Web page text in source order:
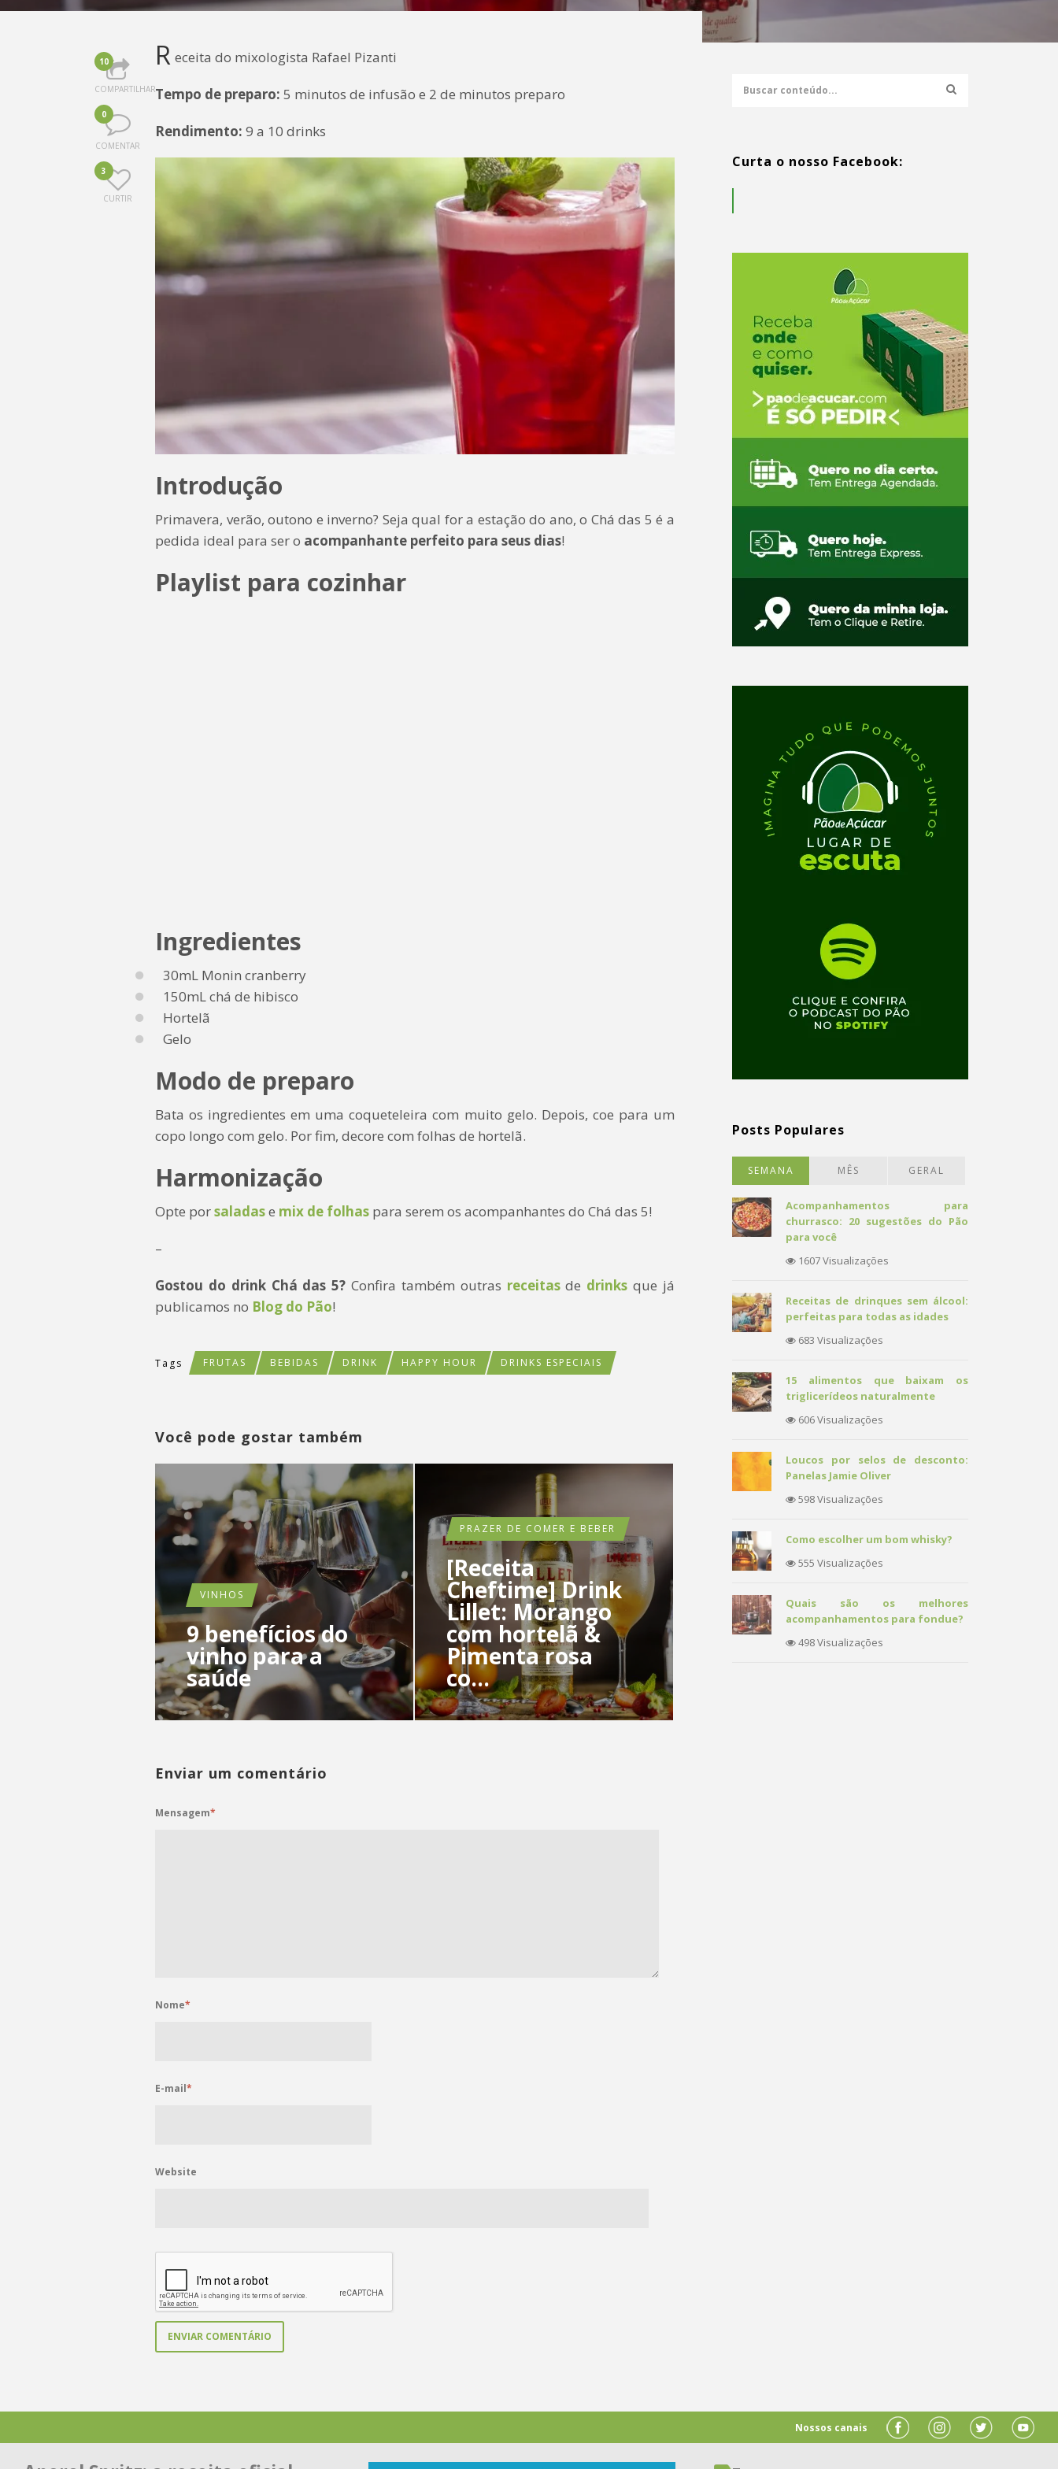
10
COMPARTILHAR
0
COMENTAR
3
CURTIR
R eceita do mixologista Rafael Pizanti
Tempo de preparo: 5 minutos de infusão e 2 de minutos preparo
Rendimento: 9 a 10 drinks
Introdução
Primavera, verão, outono e inverno? Seja qual for a estação do ano, o Chá das 5 é a
pedida ideal para ser o acompanhante perfeito para seus dias!
Playlist para cozinhar
Ingredientes
30mL Monin cranberry
150mL chá de hibisco
Hortelã
Gelo
Modo de preparo
Bata os ingredientes em uma coqueteleira com muito gelo. Depois, coe para um
copo longo com gelo. Por fim, decore com folhas de hortelã.
Harmonização
Opte porsaladase mix de folhas para serem os acompanhantes do Chá das 5!
–
Gostou do drink Chá das 5? Confira também outras receitasde drinks que já
publicamos no Blog do Pão!
Tags FRUTAS BEBIDAS DRINK HAPPY HOUR DRINKS ESPECIAIS
Você pode gostar também
VINHOS
9 benefícios do
vinho para a
saúde
PRAZER DE COMER E BEBER
[Receita
Cheftime] Drink
Lillet: Morango
com hortelã &
Pimenta rosa
co...
Enviar um comentário
Mensagem*
Nome*
E-mail*
Website
Curta o nosso Facebook:
Posts Populares
SEMANA MÊS GERAL
Acompanhamentos para
churrasco: 20 sugestões do Pão
para você
1607 Visualizações
Receitas de drinques sem álcool:
perfeitas para todas as idades
683 Visualizações
15 alimentos que baixam os
triglicerídeos naturalmente
606 Visualizações
Loucos por selos de desconto:
Panelas Jamie Oliver
598 Visualizações
Como escolher um bom whisky?
555 Visualizações
Quais são os melhores
acompanhamentos para fondue?
498 Visualizações
Nossos canais